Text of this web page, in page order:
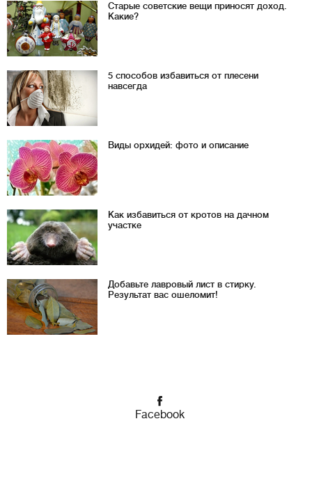
Старые советские вещи приносят доход.
Какие?
5 способов избавиться от плесени
навсегда
Виды орхидей: фото и описание
Как избавиться от кротов на дачном
участке
Добавьте лавровый лист в стирку.
Результат вас ошеломит!
Facebook